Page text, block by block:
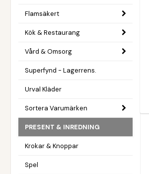
Flamsäkert
Kök & Restaurang
Vård & Omsorg
Superfynd - Lagerrens.
Urval Kläder
Sortera Varumärken
PRESENT & INREDNING
Krokar & Knoppar
Spel